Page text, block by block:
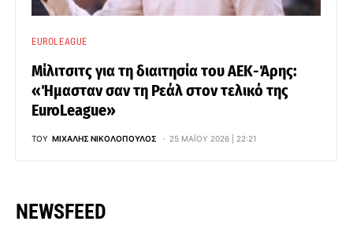
EUROLEAGUE
Μίλιτσιτς για τη διαιτησία του ΑΕΚ-Άρης:
«Ήμασταν σαν τη Ρεάλ στον τελικό της
EuroLeague»
ΤΟΥ ΜΙΧΆΛΗΣ ΝΙΚΟΛΌΠΟΥΛΟΣ 25 ΜΑΪ́ΟΥ 2026 | 22:21
NEWSFEED